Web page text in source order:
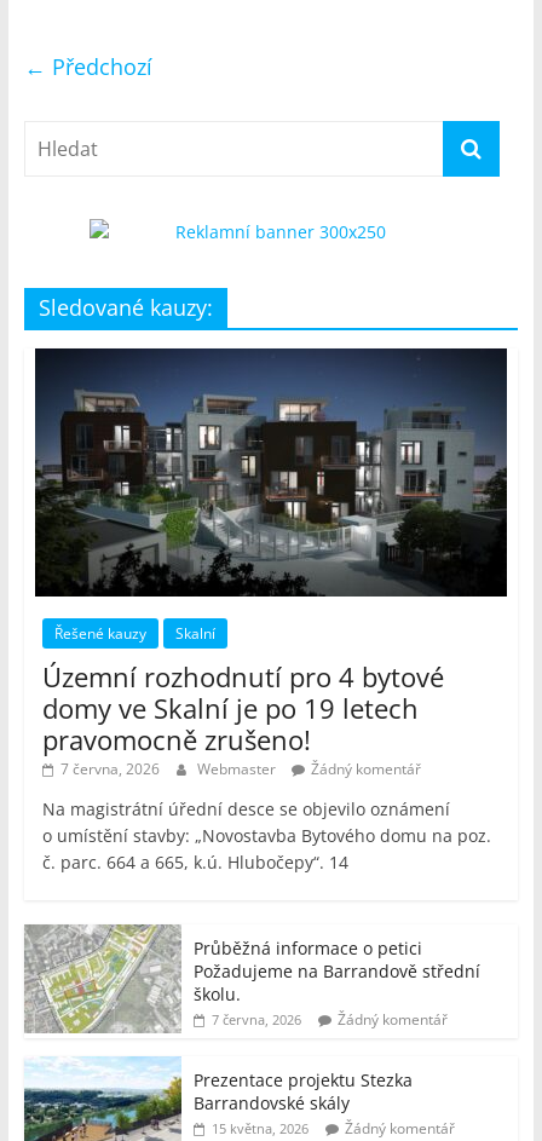
← Předchozí
Sledované kauzy:
Řešené kauzy Skalní
Územní rozhodnutí pro 4 bytové
domy ve Skalní je po 19 letech
pravomocně zrušeno!
7 června, 2026 Webmaster Žádný komentář
Na magistrátní úřední desce se objevilo oznámení
o umístění stavby: „Novostavba Bytového domu na poz.
č. parc. 664 a 665, k.ú. Hlubočepy“. 14
Průběžná informace o petici
Požadujeme na Barrandově střední
školu.
7 června, 2026 Žádný komentář
Prezentace projektu Stezka
Barrandovské skály
15 května, 2026 Žádný komentář